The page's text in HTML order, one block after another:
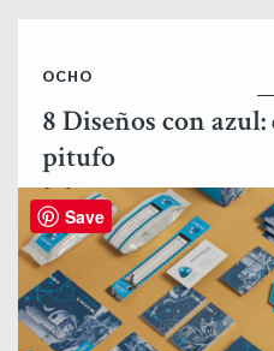
OCHO
8 Diseños con
pitufo
Save